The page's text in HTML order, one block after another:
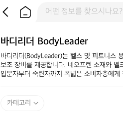
바디리더 BodyLeader
바디리더(BodyLeader)는 헬스 및 피트니스
보조 장비를 제공합니다. 네오프렌 소재와
입문자부터 숙련자까지 폭넓은 소비자층에게
카테고리